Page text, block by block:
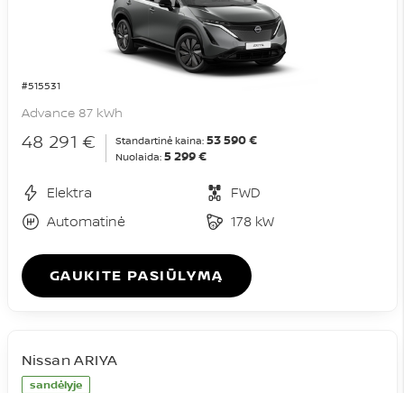
#515531
Advance 87 kWh
48 291 € Standartinė kaina: 53 590 €
Nuolaida: 5 299 €
Elektra
FWD
Automatinė
178 kW
GAUKITE PASIŪLYMĄ
sandėlyje
Nissan ARIYA